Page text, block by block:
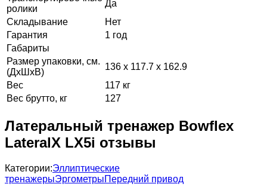
ролики
Да
Складывание
Нет
Гарантия
1 год
Габариты
Размер упаковки, см.
(ДхШхВ)
136 x 117.7 x 162.9
Вес
117 кг
Вес брутто, кг
127
Латеральный тренажер Bowflex
LateralX LX5i отзывы
Категории:Эллиптические
тренажерыЭргометрыПередний привод